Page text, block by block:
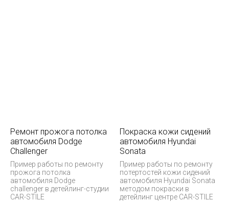
Ремонт прожога потолка
автомобиля Dodge
Challenger
Пример работы по ремонту
прожога потолка
автомобиля Dodge
challenger в детейлинг-студии
CAR-STILE
Покраска кожи сидений
автомобиля Hyundai
Sonata
Пример работы по ремонту
потертостей кожи сидений
автомобиля Hyundai Sonata
методом покраски в
детейлинг центре CAR-STILE